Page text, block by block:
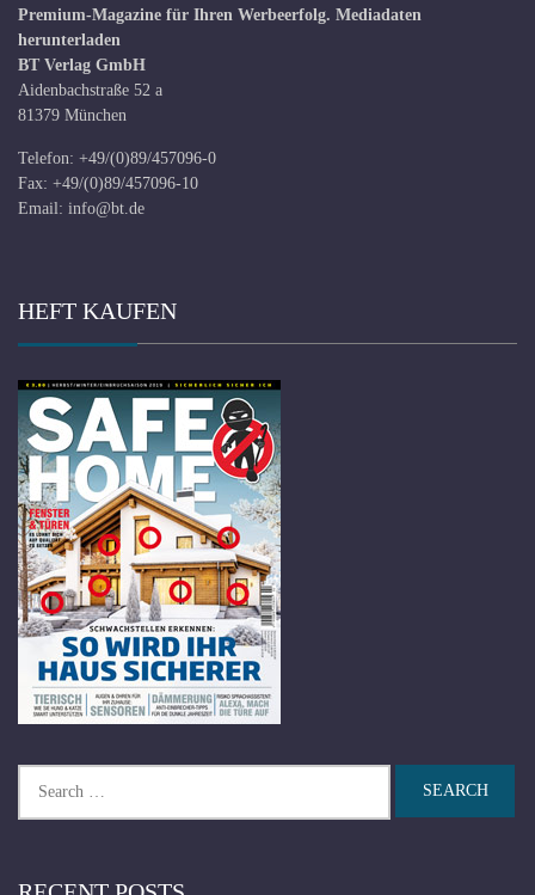
Premium-Magazine für Ihren Werbeerfolg. Mediadaten
herunterladen
BT Verlag GmbH
Aidenbachstraße 52 a
81379 München
Telefon: +49/(0)89/457096-0
Fax: +49/(0)89/457096-10
Email: info@bt.de
HEFT KAUFEN
for: